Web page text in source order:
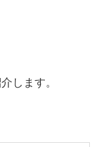
します。